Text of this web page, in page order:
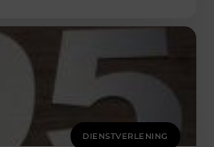
DIENSTVERLENING